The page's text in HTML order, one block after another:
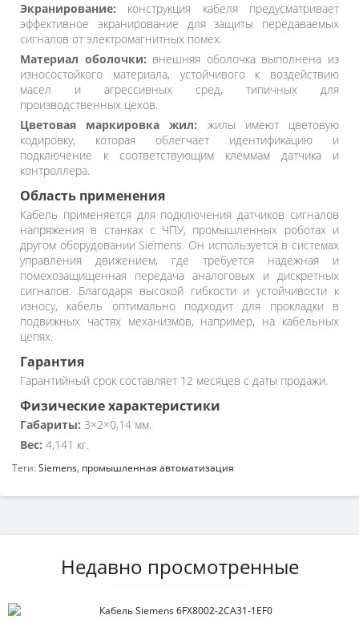
Экранирование: конструкция кабеля предусматривает
эффективное экранирование для защиты передаваемых
сигналов от электромагнитных помех.
Материал оболочки: внешняя оболочка выполнена из
износостойкого материала, устойчивого к воздействию
масел и агрессивных сред, типичных для
производственных цехов.
Цветовая маркировка жил: жилы имеют цветовую
кодировку, которая облегчает идентификацию и
подключение к соответствующим клеммам датчика и
контроллера.
Область применения
Кабель применяется для подключения датчиков сигналов
напряжения в станках с ЧПУ, промышленных роботах и
другом оборудовании Siemens. Он используется в системах
управления движением, где требуется надежная и
помехозащищенная передача аналоговых и дискретных
сигналов. Благодаря высокой гибкости и устойчивости к
износу, кабель оптимально подходит для прокладки в
подвижных частях механизмов, например, на кабельных
цепях.
Гарантия
Гарантийный срок составляет 12 месяцев с даты продажи.
Физические характеристики
Габариты: 3×2×0,14 мм.
Вес: 4,141 кг.
Теги:Siemens, промышленная автоматизация
Недавно просмотренные